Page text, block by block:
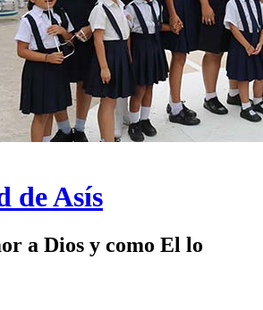
de Asís
a Dios y como El lo